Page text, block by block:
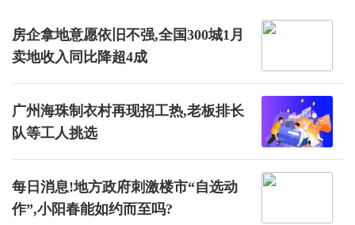
房企拿地意愿依旧不强,全国300城1月
卖地收入同比降超4成
广州海珠制衣村再现招工热,老板排长
队等工人挑选
每日消息!地方政府刺激楼市“自选动
作”,小阳春能如约而至吗?